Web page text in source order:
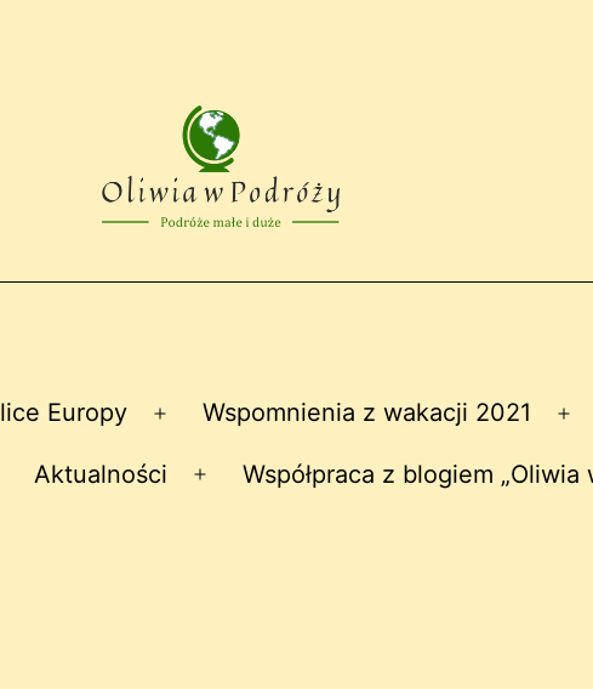
Europy
Rozwiń
menu
Wspomnienia z wakacji 2021
Rozwiń
Aktualności
Rozwiń
Współpraca z blogiem „Oliwia